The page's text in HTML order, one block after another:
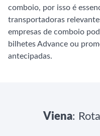
comboio, por isso é
transportadoras
empresas de comboio
bilhetes Advance ou
antecipadas.
Viena: